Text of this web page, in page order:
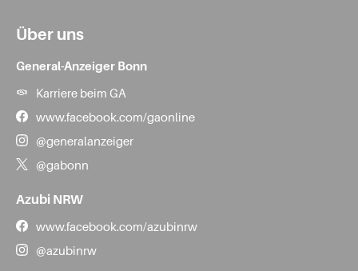
Über uns
General-Anzeiger Bonn
Karriere beim GA
www.facebook.com/gaonline
@generalanzeiger
@gabonn
Azubi NRW
www.facebook.com/azubinrw
@azubinrw